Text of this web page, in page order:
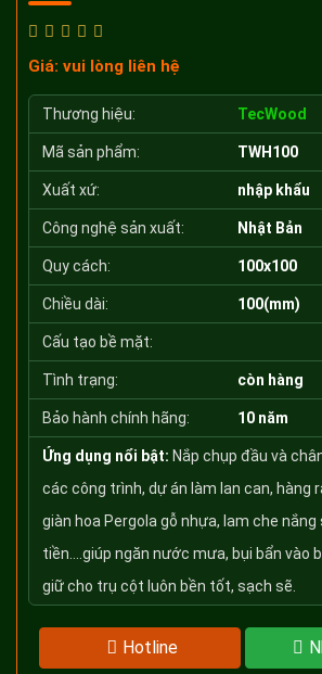
Giá: vui lòng liên hệ
Thương hiệu: TecWood
Mã sản phẩm: TWH100
Xuất xứ: nhập khẩu
Công nghệ sản xuất: Nhật Bản
Quy cách: 100x100
Chiều dài: 100(mm)
Cấu tạo bề mặt:
Tình trạng: còn hàng
Bảo hành chính hãng: 10 năm
Ứng dụng nổi bật: Nắp chụp đầu và
các công trình, dự án làm lan can, hàng
giàn hoa Pergola gỗ nhựa, lam che
tiền....giúp ngăn nước mưa, bụi bẩn vào
giữ cho trụ cột luôn bền tốt, sạch sẽ.
Hotline